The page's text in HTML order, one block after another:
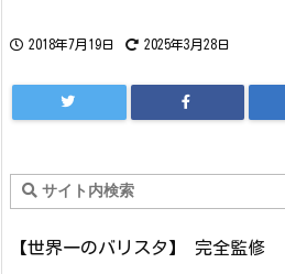
2018年7月19日 2025年3月28日
【世界一のバリスタ】 完全監修